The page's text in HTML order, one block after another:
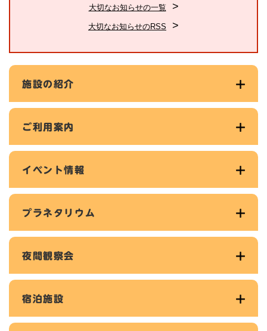
大切なお知らせの一覧
大切なお知らせのRSS
施設の紹介
ご利用案内
イベント情報
プラネタリウム
夜間観察会
宿泊施設